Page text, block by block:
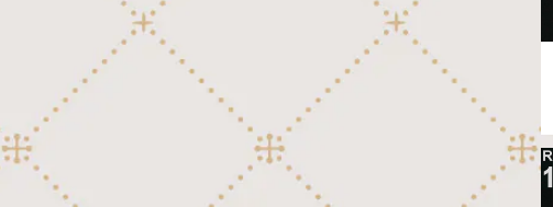
外国映画、テレビ
日本映画、テレビ
洋楽ポピュラー
外国映画、テレビ
日本映画、テレビ
外国民謡
洋楽ポピュラー
讃美歌
54弁ディスク(Polyphon 11-1/4")
クラシック
54弁ディスク(Regina)
クラシック
54弁+12鐘ディスク(Polyphon 14-1/8")